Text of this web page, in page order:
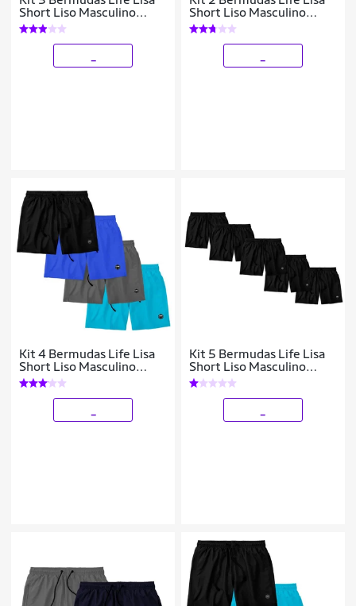
Short Liso Masculino
Básico Mauricinho Tactel
Short Liso Masculino
Básico Mauricinho Tactel
Kit 4 Bermudas Life Lisa
Short Liso Masculino
Básico Mauricinho Tactel
Kit 5 Bermudas Life Lisa
Short Liso Masculino
Básico Mauricinho Tactel
- Preto